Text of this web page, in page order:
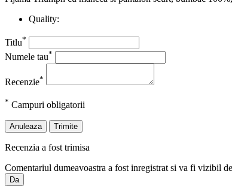
Quality:
Titlu*
Numele tau*
Recenzie*
* Campuri obligatorii
Anuleaza Trimite
Recenzia a fost trimisa
Comentariul dumeavoastra a fost inregistrat si va fi vizibil
Da